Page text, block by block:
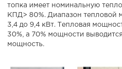
топка имеет номинальную
КПД> 80%. Диапазон тепловой
3,4 до 9,4 кВт. Тепловая
30%, а 70% мощности
мощность.